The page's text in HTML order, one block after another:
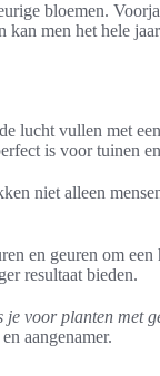
bloemen.
men het hele
lucht vullen met
is voor tuinen
niet alleen
en geuren om een
resultaat bieden.
je voor planten met
aangenamer.